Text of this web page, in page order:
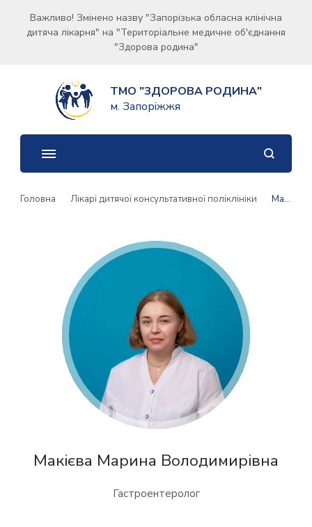
Важливо! Змінено назву "Запорізька обласна клінічна
дитяча лікарня" на "Територіальне медичне об'єднання
"Здорова родина"
ТМО "ЗДОРОВА РОДИНА"
м. Запоріжжя
Головна Лікарі дитячої консультативної поліклініки Макієва Марина Володимирівна
Макієва Марина Володимирівна
Гастроентеролог